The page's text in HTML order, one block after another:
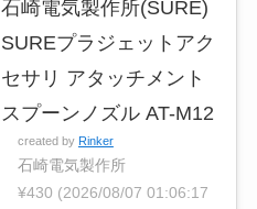
石崎電気製作所(SURE)
SUREプラジェットアク
セサリ アタッチメント
スプーンノズル AT-M12
created by Rinker
石崎電気製作所
¥430 (2026/08/07 01:06:17